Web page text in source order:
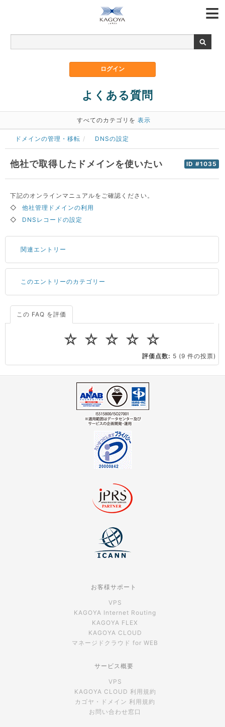
よくある質問
すべてのカテゴリを 表示
ドメインの管理・移転 DNSの設定
ID #1035
他社で取得したドメインを使いたい
下記のオンラインマニュアルをご確認ください。
◇
他社管理ドメインの利用
◇
DNSレコードの設定
関連エントリー
サーバーが重いので調査してほしい
一つの IP アドレスに複数のウェブサイトを公開したい
CPUやメモリをアップグレードしたい
virtio とは何ですか？
ストレージ容量を追加できますか？
このエントリーのカテゴリー
ドメインの管理・移転
ドメインの管理・移転 ドメインの移管
この FAQ を評価
☆
☆
☆
☆
☆
評価点数: 5 (9 件の投票)
お客様サポート
VPS
KAGOYA Internet Routing
KAGOYA FLEX
KAGOYA CLOUD
マネージドクラウド for WEB
サービス概要
VPS
KAGOYA CLOUD 利用規約
カゴヤ・ドメイン 利用規約
お問い合わせ窓口